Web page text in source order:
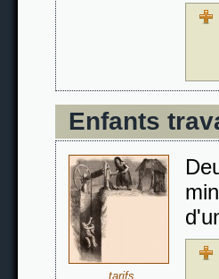
Enfants
tarifs